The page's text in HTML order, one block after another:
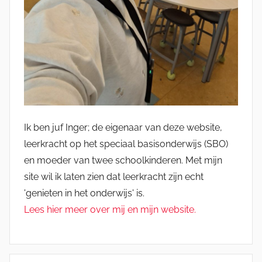
Ik ben juf Inger; de eigenaar van deze website,
leerkracht op het speciaal basisonderwijs (SBO)
en moeder van twee schoolkinderen. Met mijn
site wil ik laten zien dat leerkracht zijn echt
'genieten in het onderwijs' is.
Lees hier meer over mij en mijn website.